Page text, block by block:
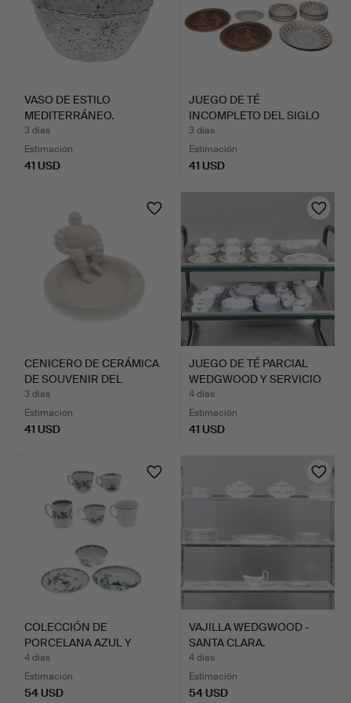
VASO DE ESTILO
MEDITERRÁNEO.
3 días
Estimación
41 USD
JUEGO DE TÉ
INCOMPLETO DEL SIGLO
XIX Y DOS…
3 días
Estimación
41 USD
CENICERO DE CERÁMICA
DE SOUVENIR DEL
MUÑEC…
3 días
Estimación
41 USD
JUEGO DE TÉ PARCIAL
WEDGWOOD Y SERVICIO
DE…
4 días
Estimación
41 USD
COLECCIÓN DE
PORCELANA AZUL Y
BLANCA DEL S…
4 días
Estimación
54 USD
VAJILLA WEDGWOOD -
SANTA CLARA.
4 días
Estimación
54 USD